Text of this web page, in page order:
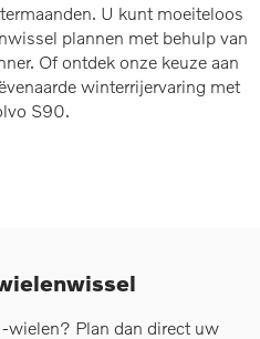
U kunt moeiteloos
plannen met behulp van
Of ontdek onze keuze aan
winterrijervaring met
S90.
wielen? Plan dan direct uw